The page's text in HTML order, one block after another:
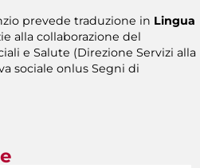
prevede traduzione in Lingua
alla collaborazione del
e Salute (Direzione Servizi alla
sociale onlus Segni di